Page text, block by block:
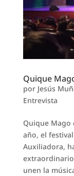
Quique
por Jesús
Entrevista
Quique Mago
año, el
Auxiliadora,
unen la